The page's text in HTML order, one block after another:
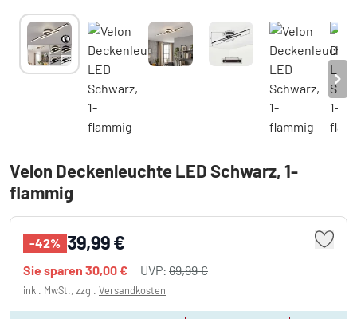
Velon Deckenleuchte LED Schwarz, 1-
flammig
-42% 39,99 €
Sie sparen 30,00 € UVP: 69,99 €
inkl. MwSt., zzgl. Versandkosten